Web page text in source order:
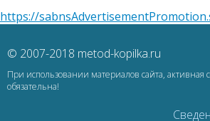
https://
© 2007-2018 metod-kopilka.ru
При использовании материалов сайта, активная
обязательна!